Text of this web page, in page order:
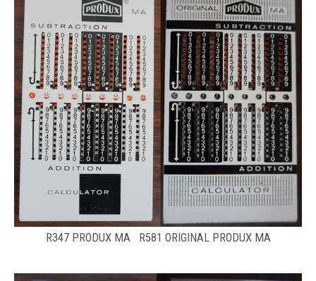
R347 PRODUX MA R581 ORIGINAL PRODUX MA